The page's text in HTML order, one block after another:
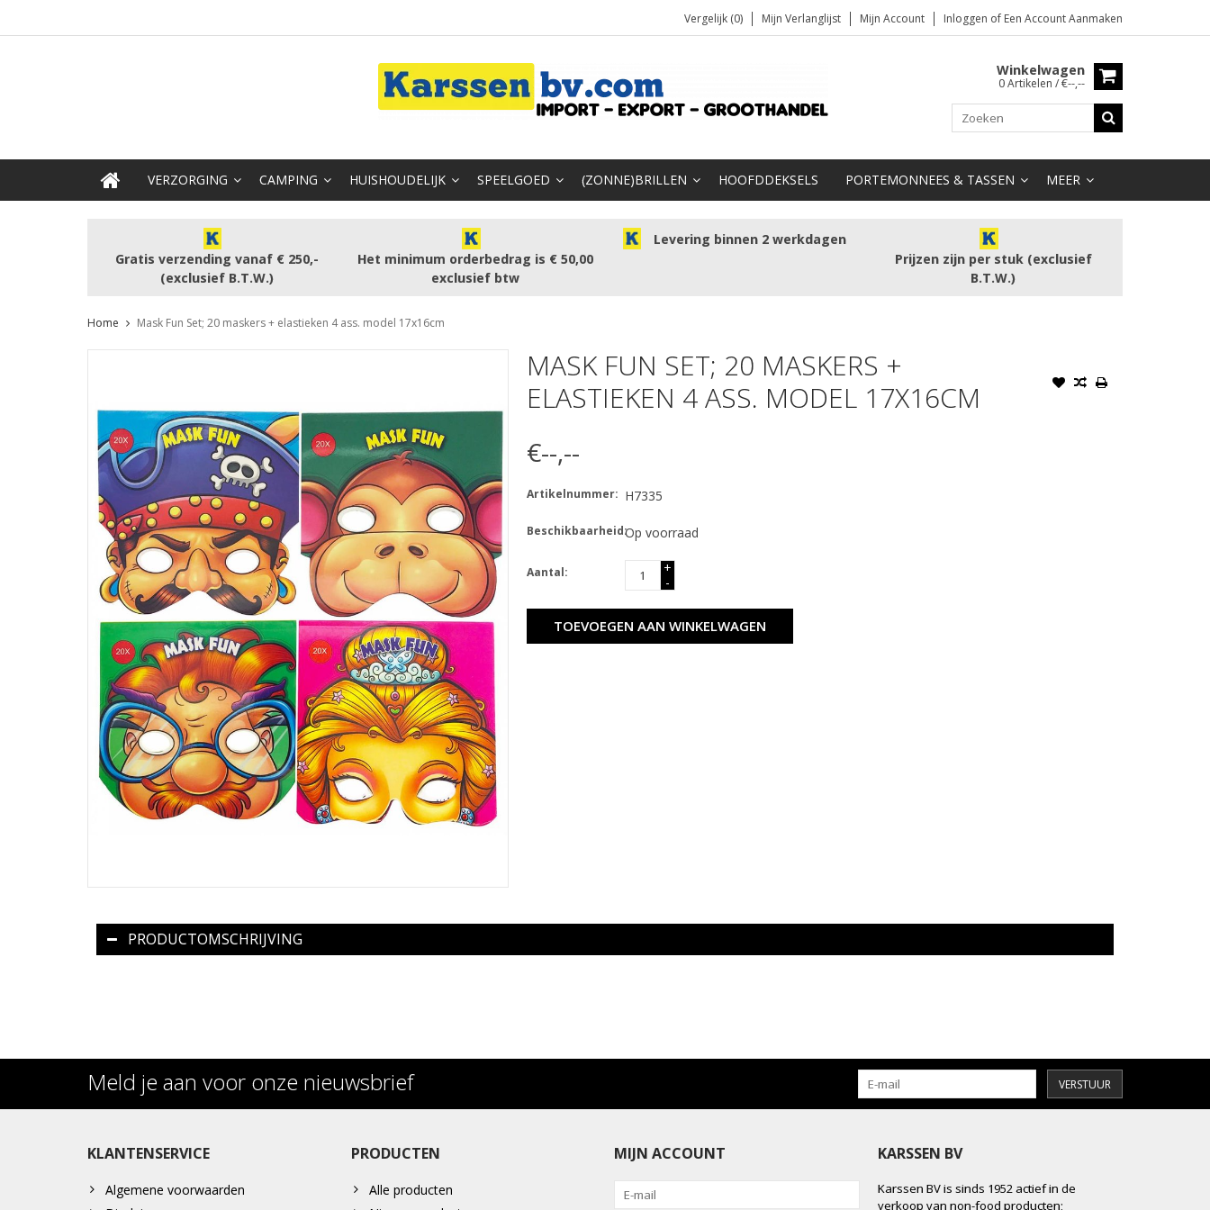
Vergelijk (0) Mijn Verlanglijst Mijn Account Inloggen of Een Account Aanmaken
Winkelwagen
0 Artikelen / €--,--
VERZORGING CAMPING HUISHOUDELIJK SPEELGOED (ZONNE)BRILLEN HOOFDDEKSELS PORTEMONNEES & TASSEN MEER
Gratis verzending vanaf € 250,-
(exclusief B.T.W.)
Het minimum orderbedrag is € 50,00
exclusief btw
Levering binnen 2 werkdagen
Prijzen zijn per stuk (exclusief
B.T.W.)
Home Mask Fun Set; 20 maskers + elastieken 4 ass. model 17x16cm
MASK FUN SET; 20 MASKERS +
ELASTIEKEN 4 ASS. MODEL 17X16CM
€--,--
Artikelnummer: H7335
Beschikbaarheid:Op voorraad
Aantal:
+
-
TOEVOEGEN AAN WINKELWAGEN
PRODUCTOMSCHRIJVING
Meld je aan voor onze nieuwsbrief VERSTUUR
KLANTENSERVICE
Algemene voorwaarden
PRODUCTEN
Alle producten
MIJN ACCOUNT KARSSEN BV
Karssen BV is sinds 1952 actief in de
verkoop van non-food producten;